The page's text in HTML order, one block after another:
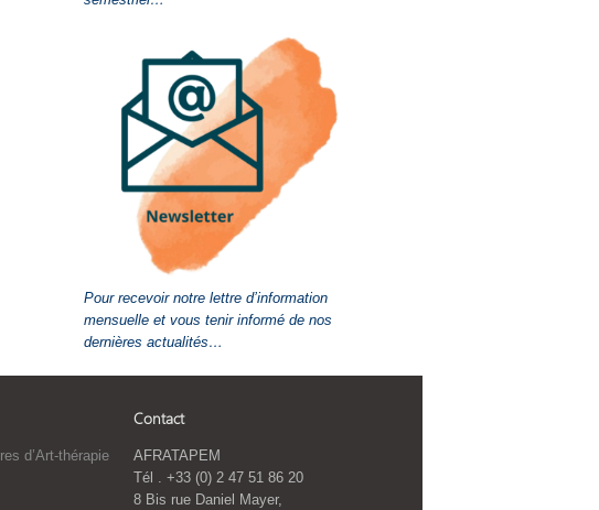
Pour recevoir notre lettre d’information
mensuelle et vous tenir informé de nos
dernières actualités…
d’Art-thérapie
Contact
AFRATAPEM
Tél . +33 (0) 2 47 51 86 20
8 Bis rue Daniel Mayer,